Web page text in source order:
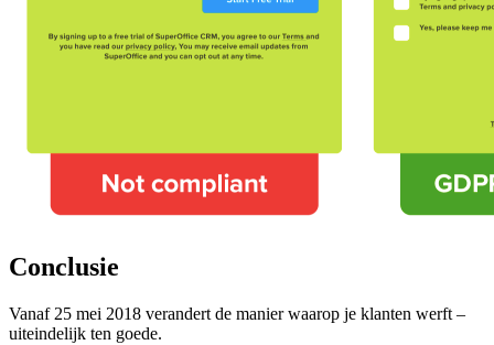
Conclusie
Vanaf 25 mei 2018 verandert de manier waarop je klanten werft –
uiteindelijk ten goede.